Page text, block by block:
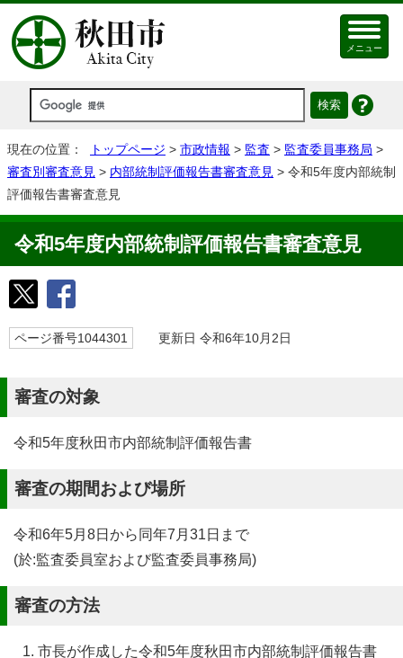
メニュー
現在の位置： トップページ > 市政情報 > 監査 > 監査委員事務局 >
審査別審査意見 > 内部統制評価報告書審査意見 > 令和5年度内部統制
評価報告書審査意見
令和5年度内部統制評価報告書審査意見
ページ番号1044301 更新日 令和6年10月2日
審査の対象
令和5年度秋田市内部統制評価報告書
審査の期間および場所
令和6年5月8日から同年7月31日まで
(於:監査委員室および監査委員事務局)
審査の方法
市長が作成した令和5年度秋田市内部統制評価報告書